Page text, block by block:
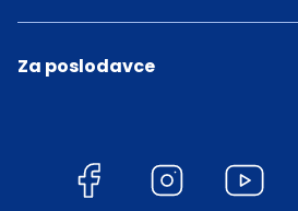
Za poslodavce